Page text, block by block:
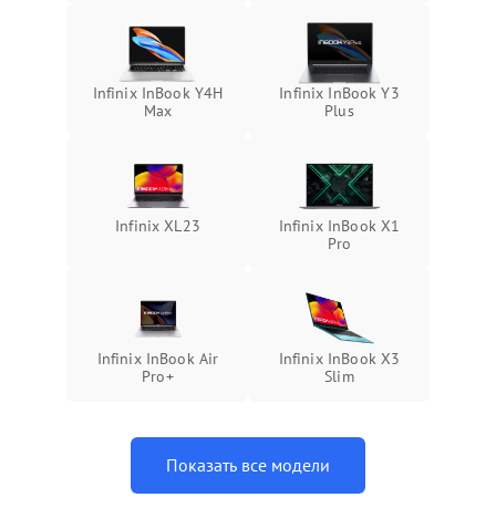
Infinix InBook Y4H
Max
Infinix InBook Y3
Plus
Infinix XL23
Infinix InBook X1
Pro
Infinix InBook Air
Pro+
Infinix InBook X3
Slim
Показать все модели